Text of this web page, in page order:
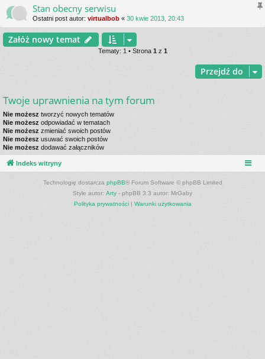
ę
Stan obecny serwisu
Ostatni post autor: virtualbob « 30 kwie 2013, 20:43
Załóż nowy temat
Tematy: 1 • Strona 1 z 1
Przejdź do
Twoje uprawnienia na tym forum
Nie możesz tworzyć nowych tematów
Nie możesz odpowiadać w tematach
Nie możesz zmieniać swoich postów
Nie możesz usuwać swoich postów
Nie możesz dodawać załączników
Indeks witryny
Technologię dostarcza phpBB® Forum Software © phpBB Limited
Style autor: Arty - phpBB 3.3 autor: MrGaby
Polityka prywatności| Warunki użytkowania